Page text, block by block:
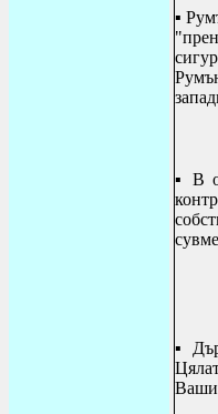
▪
▪ В
▪